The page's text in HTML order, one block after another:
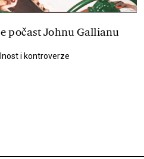
počast Johnu Gallianu
i kontroverze